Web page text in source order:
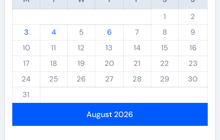
August 2026
1
2
3
4 5 6 7 8
9
10
11 12 13 14 15
16
17
18 19 20 21 22
23
24
25 26 27 28 29
30
31